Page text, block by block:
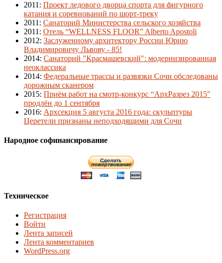
2011 : Проект ледового дворца спорта для фигурного
катания и соревнований по шорт-треку
2011 : Санаторий Министерства сельского хозяйства
2011 : Отель “WELLNESS FLOOR” Alberto Apostoli
2012: Заслуженному архитектору России Юрию
Владимировичу Львову - 85!
2014: Санаторий "Красмашевский": модернизированная
неоклассика
2014: Федеральные трассы и развязки Сочи обследованы
дорожным сканером
2015: Приём работ на смотр-конкурс “АрхРазрез 2015″
продлён до 1 сентября
2016: Архсекция 5 августа 2016 года: скульптуры
Церетели признаны неподходящими для Сочи
Народное софинансирование
Техническое
Регистрация
Войти
Лента записей
Лента комментариев
WordPress.org